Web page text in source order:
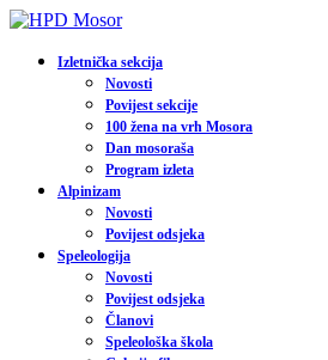
Izletnička sekcija
Novosti
Povijest sekcije
100 žena na vrh Mosora
Dan mosoraša
Program izleta
Alpinizam
Novosti
Povijest odsjeka
Speleologija
Novosti
Povijest odsjeka
Članovi
Speleološka škola